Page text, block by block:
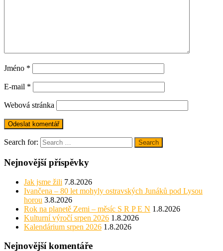
Jméno *
E-mail *
Webová stránka
Search for: Search
Nejnovější příspěvky
Jak jsme žili 7.8.2026
Ivančena – 80 let mohyly ostravských Junáků pod Lysou
horou 3.8.2026
Rok na planetě Zemi – měsíc S R P E N 1.8.2026
Kulturní výročí srpen 2026 1.8.2026
Kalendárium srpen 2026 1.8.2026
Nejnovější komentáře